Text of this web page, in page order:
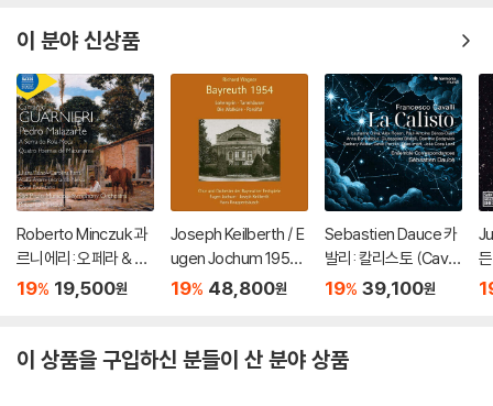
P]
이 분야 신상품
Roberto Minczuk 과
르니에리: 오페라 & 관
현악 작품집 (Guarnier
19% 19,500원
Joseph Keilberth / E
ugen Jochum 1954
년 바이로이트 페스티
19% 48,800원
Sebastien Dauce 카
발리: 칼리스토 (Cavall
i: La Calisto)
19% 39,100원
이 상품을 구입하신 분들이 산 분야 상품